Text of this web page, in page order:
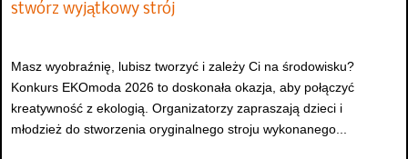
stwórz wyjątkowy strój
Masz wyobraźnię, lubisz tworzyć i zależy Ci na środowisku?
Konkurs EKOmoda 2026 to doskonała okazja, aby połączyć
kreatywność z ekologią. Organizatorzy zapraszają dzieci i
młodzież do stworzenia oryginalnego stroju wykonanego...